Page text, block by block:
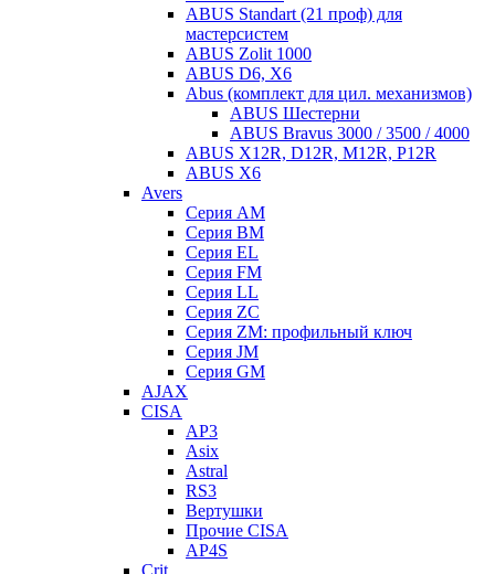
ABUS Standart (21 проф) для
мастерсистем
ABUS Zolit 1000
ABUS D6, X6
Abus (комплект для цил. механизмов)
ABUS Шестерни
ABUS Bravus 3000 / 3500 / 4000
ABUS X12R, D12R, M12R, P12R
ABUS X6
Avers
Серия AM
Серия BM
Серия EL
Серия FM
Серия LL
Серия ZC
Серия ZM: профильный ключ
Серия JM
Серия GM
AJAX
CISA
AP3
Asix
Astral
RS3
Вертушки
Прочие CISA
AP4S
Crit